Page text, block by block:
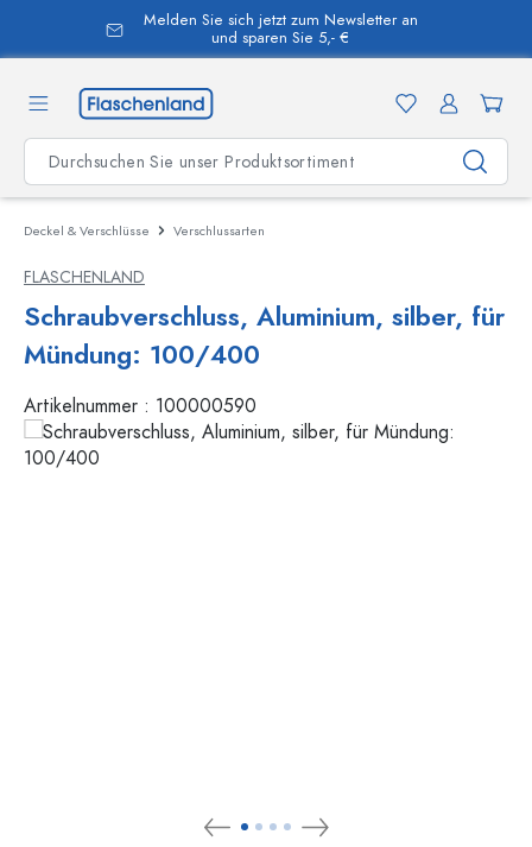
springen
Melden Sie sich jetzt zum Newsletter an
und sparen Sie 5,- €
Deckel & Verschlüsse Verschlussarten
FLASCHENLAND
Schraubverschluss, Aluminium, silber, für
Mündung: 100/400
Artikelnummer : 100000590